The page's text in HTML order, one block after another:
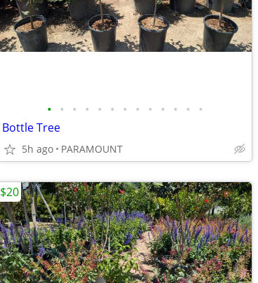
• • • • • • • • • • • • •
Bottle Tree
5h ago PARAMOUNT
$20